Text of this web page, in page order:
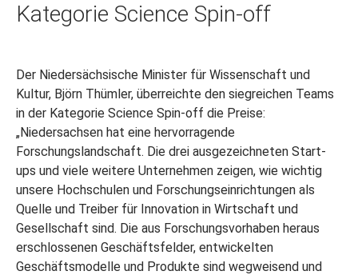
Kategorie Science Spin-off
Der Niedersächsische Minister für Wissenschaft und
Kultur, Björn Thümler, überreichte den siegreichen Teams
in der Kategorie Science Spin-off die Preise:
„Niedersachsen hat eine hervorragende
Forschungslandschaft. Die drei ausgezeichneten Start-
ups und viele weitere Unternehmen zeigen, wie wichtig
unsere Hochschulen und Forschungseinrichtungen als
Quelle und Treiber für Innovation in Wirtschaft und
Gesellschaft sind. Die aus Forschungsvorhaben heraus
erschlossenen Geschäftsfelder, entwickelten
Geschäftsmodelle und Produkte sind wegweisend und